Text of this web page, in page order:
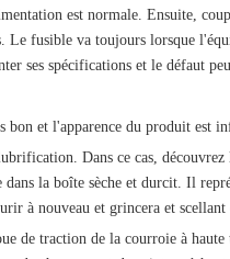
est normale. Ensuite,
fusible va toujours lorsque
ses spécifications et le défaut
bon et l'apparence du produit est
Dans ce cas,
la boîte sèche et durcit. Il
à nouveau et grincera et
de traction de la courroie à